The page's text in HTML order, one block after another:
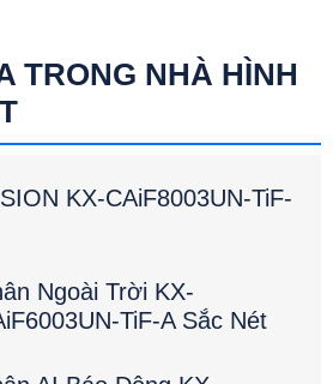
TRONG NHÀ HÌNH
KX-CAiF8003UN-TiF-
Ngoài Trời KX-
TiF-A Sắc Nét